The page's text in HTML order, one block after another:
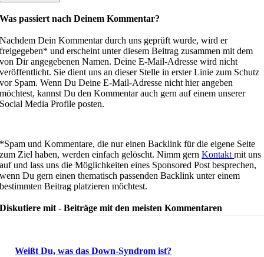
Was passiert nach Deinem Kommentar?
Nachdem Dein Kommentar durch uns geprüft wurde, wird er
freigegeben* und erscheint unter diesem Beitrag zusammen mit dem
von Dir angegebenen Namen. Deine E-Mail-Adresse wird nicht
veröffentlicht. Sie dient uns an dieser Stelle in erster Linie zum Schutz
vor Spam. Wenn Du Deine E-Mail-Adresse nicht hier angeben
möchtest, kannst Du den Kommentar auch gern auf einem unserer
Social Media Profile posten.
*Spam und Kommentare, die nur einen Backlink für die eigene Seite
zum Ziel haben, werden einfach gelöscht. Nimm gernKontaktmit uns
auf und lass uns die Möglichkeiten eines Sponsored Post besprechen,
wenn Du gern einen thematisch passenden Backlink unter einem
bestimmten Beitrag platzieren möchtest.
Diskutiere mit - Beiträge mit den meisten Kommentaren
Weißt Du, was das Down-Syndrom ist?